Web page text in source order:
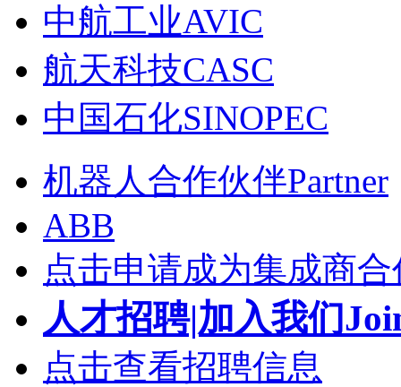
中航工业AVIC
航天科技CASC
中国石化SINOPEC
机器人合作伙伴Partner
ABB
点击申请成为集成商
人才招聘|加入我们
点击查看招聘信息